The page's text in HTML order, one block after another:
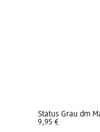
Status Grau dm
9,95 €